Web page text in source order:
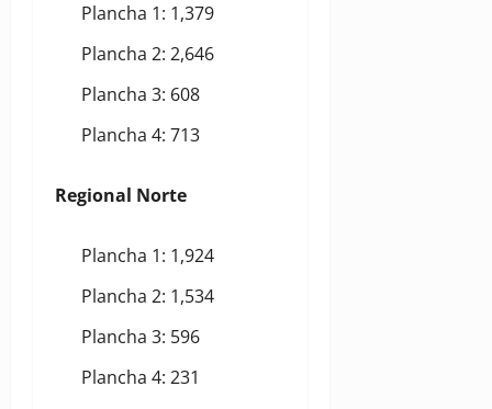
Plancha 1: 1,379
Plancha 2: 2,646
Plancha 3: 608
Plancha 4: 713
Regional Norte
Plancha 1: 1,924
Plancha 2: 1,534
Plancha 3: 596
Plancha 4: 231